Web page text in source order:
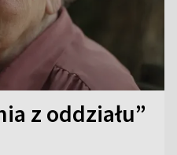
z oddziału”